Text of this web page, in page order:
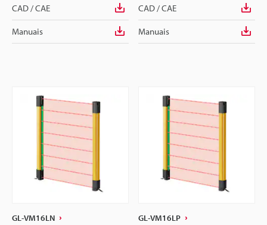
CAD / CAE
Manuais
CAD / CAE
Manuais
GL-VM16LN GL-VM16LP